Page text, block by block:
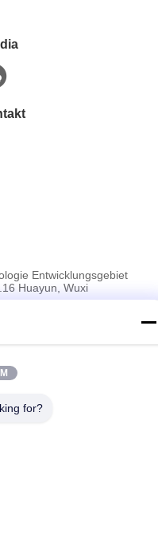
Entwicklungsgebiet
Huayun, Wuxi
Schmelz Lieferant.
Trading Co.,Ltd . Alle
for?